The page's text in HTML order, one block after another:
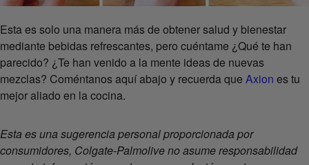
Esta es solo una manera más de obtener salud y bienestar
mediante bebidas refrescantes, pero cuéntame ¿Qué te han
parecido? ¿Te han venido a la mente ideas de nuevas
mezclas? Coméntanos aquí abajo y recuerda que Axion es tu
mejor aliado en la cocina.
Esta es una sugerencia personal proporcionada por
consumidores, Colgate-Palmolive no asume responsabilidad